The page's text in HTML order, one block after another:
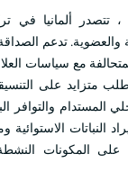
، تتصدر ألمانيا في
والعضوية. تدعم
مع سياسات
متزايد على التنسيقات
المستدام والتوافر
النباتات
على المكونات